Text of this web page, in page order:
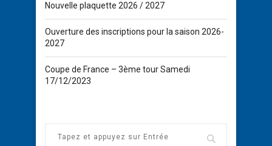
Nouvelle plaquette 2026 / 2027
Ouverture des inscriptions pour la saison 2026-
2027
Coupe de France – 3ème tour Samedi
17/12/2023